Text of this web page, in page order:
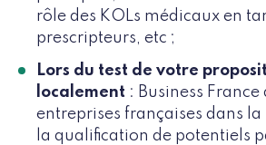
rôle des KOLs médicaux en
prescripteurs, etc ;
Lors du test de votre
localement : Business
entreprises françaises dans
la qualification de potentiels